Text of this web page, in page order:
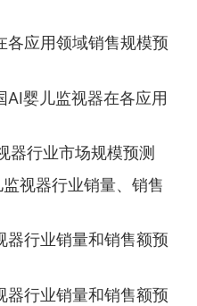
各应用领域销售规模预
婴儿监视器在各应用
器行业市场规模预测
视器行业销量、销售
器行业销量和销售额预
器行业销量和销售额预